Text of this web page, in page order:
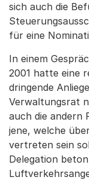
sich auch die
für eine
In einem
2001 hatte eine
dringende
Verwaltungsrat
auch die andern
jene, welche
vertreten sein
Delegation